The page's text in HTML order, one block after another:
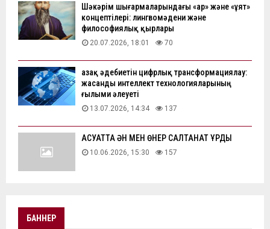
Шәкәрім шығармаларындағы «ар» және «ұят»
концептілері: лингвомәдени және
философиялық қырлары
20.07.2026, 18:01 70
Қазақ әдебиетін цифрлық трансформациялау:
жасанды интеллект технологияларының
ғылыми әлеуеті
13.07.2026, 14:34 137
АҚСУАТТА ӘН МЕН ӨНЕР САЛТАНАТ ҚҰРДЫ
10.06.2026, 15:30 157
БАННЕР